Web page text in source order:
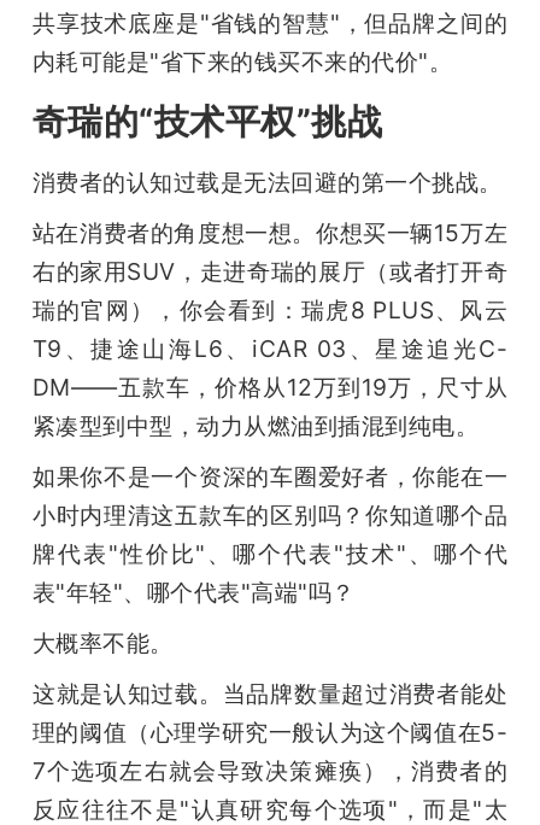
共享技术底座是"省钱的智慧"，但品牌之间的
内耗可能是"省下来的钱买不来的代价"。
奇瑞的“技术平权”挑战
消费者的认知过载是无法回避的第一个挑战。
站在消费者的角度想一想。你想买一辆15万左
右的家用SUV，走进奇瑞的展厅（或者打开奇
瑞的官网），你会看到：瑞虎8 PLUS、风云
T9、捷途山海L6、iCAR 03、星途追光C-
DM——五款车，价格从12万到19万，尺寸从
紧凑型到中型，动力从燃油到插混到纯电。
如果你不是一个资深的车圈爱好者，你能在一
小时内理清这五款车的区别吗？你知道哪个品
牌代表"性价比"、哪个代表"技术"、哪个代
表"年轻"、哪个代表"高端"吗？
大概率不能。
这就是认知过载。当品牌数量超过消费者能处
理的阈值（心理学研究一般认为这个阈值在5-
7个选项左右就会导致决策瘫痪），消费者的
反应往往不是"认真研究每个选项"，而是"太